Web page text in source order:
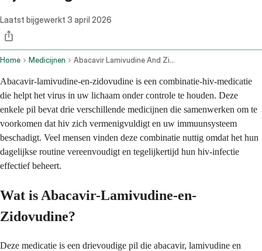
Laatst bijgewerkt 3 april 2026
Home Medicijnen Abacavir Lamivudine And Zidovudine Oral Route
Abacavir-lamivudine-en-zidovudine is een combinatie-hiv-medicatie
die helpt het virus in uw lichaam onder controle te houden. Deze
enkele pil bevat drie verschillende medicijnen die samenwerken om te
voorkomen dat hiv zich vermenigvuldigt en uw immuunsysteem
beschadigt. Veel mensen vinden deze combinatie nuttig omdat het hun
dagelijkse routine vereenvoudigt en tegelijkertijd hun hiv-infectie
effectief beheert.
Wat is Abacavir-Lamivudine-en-
Zidovudine?
Deze medicatie is een drievoudige pil die abacavir, lamivudine en